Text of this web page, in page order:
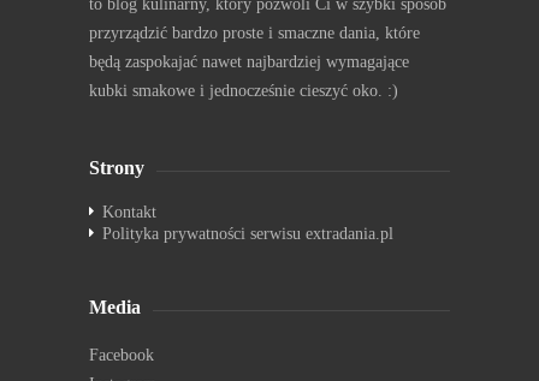
to blog kulinarny, który pozwoli Ci w szybki sposób
przyrządzić bardzo proste i smaczne dania, które
będą zaspokajać nawet najbardziej wymagające
kubki smakowe i jednocześnie cieszyć oko. :)
Strony
Kontakt
Polityka prywatności serwisu extradania.pl
Media
Facebook